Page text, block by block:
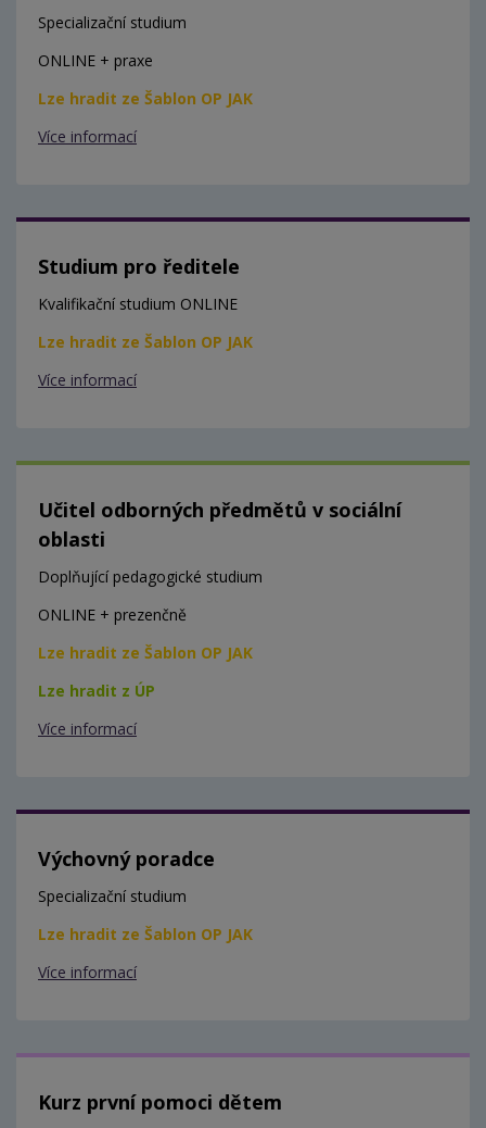
Specializační studium
ONLINE + praxe
Lze hradit ze Šablon OP JAK
Více informací
Studium pro ředitele
Kvalifikační studium ONLINE
Lze hradit ze Šablon OP JAK
Více informací
Učitel odborných předmětů v sociální
oblasti
Doplňující pedagogické studium
ONLINE + prezenčně
Lze hradit ze Šablon OP JAK
Lze hradit z ÚP
Více informací
Výchovný poradce
Specializační studium
Lze hradit ze Šablon OP JAK
Více informací
Kurz první pomoci dětem